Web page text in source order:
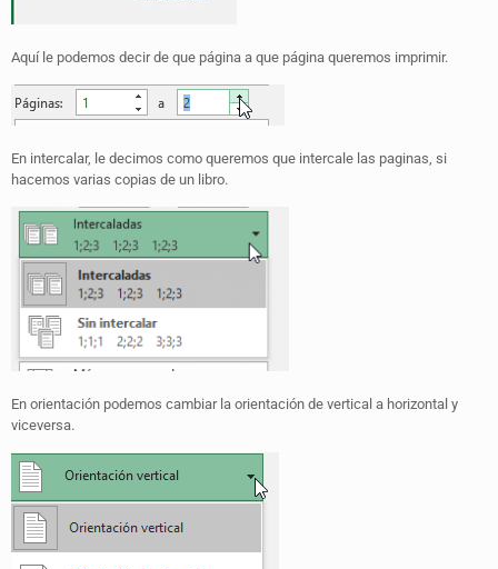
Aquí le podemos decir de que página a que página queremos imprimir.
En intercalar, le decimos como queremos que intercale las paginas, si
hacemos varias copias de un libro.
En orientación podemos cambiar la orientación de vertical a horizontal y
viceversa.